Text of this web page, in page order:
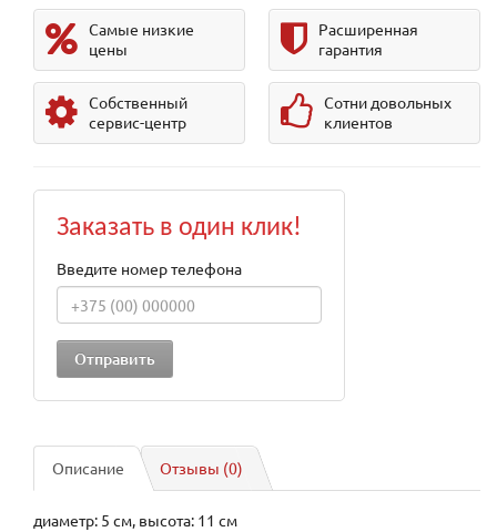
Самые низкие
цены
Расширенная
гарантия
Собственный
сервис-центр
Сотни довольных
клиентов
Заказать в один клик!
Введите номер телефона
Описание Отзывы (0)
диаметр: 5 см, высота: 11 см